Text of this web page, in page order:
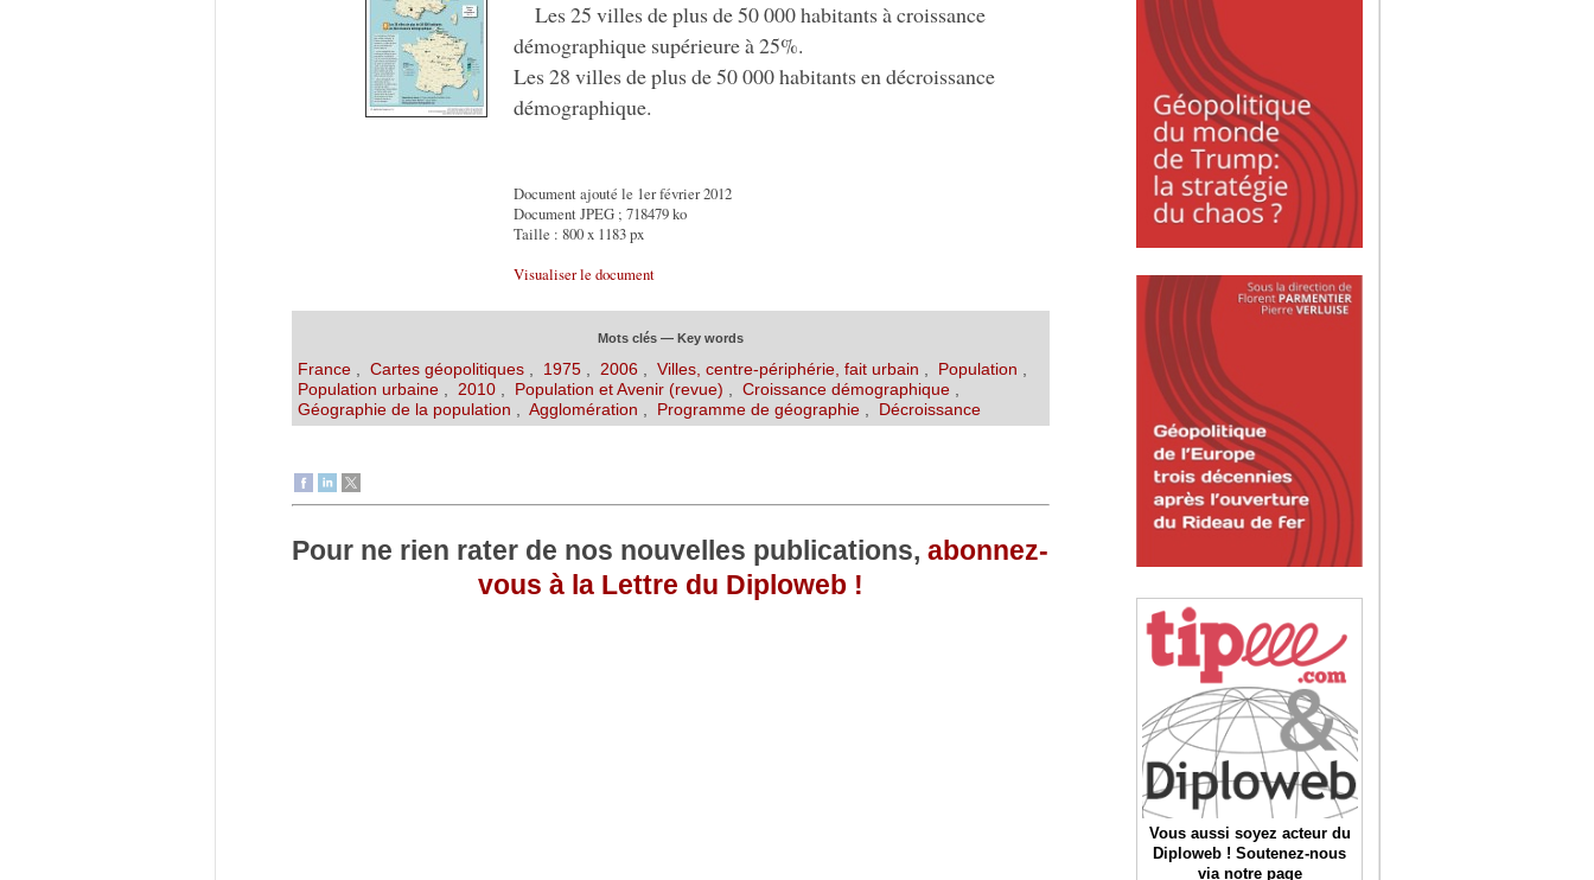
Les 25 villes de plus de 50 000 habitants à croissance
démographique supérieure à 25%.
Les 28 villes de plus de 50 000 habitants en décroissance
démographique.
Document ajouté le 1er février 2012
Document JPEG ; 718479 ko
Taille : 800 x 1183 px
Visualiser le document
Mots clés — Key words
France Cartes géopolitiques, 1975, 2006 Villes, centre-périphérie, fait urbain Population
Population urbaine, 2010, Population et Avenir (revue) Croissance démographique,
Géographie de la population
Agglomération Programme de géographie, Décroissance
Pour ne rien rater de nos nouvelles publications,abonnez-
vous à la Lettre du Diploweb !
Vous aussi soyez acteur du
Diploweb ! Soutenez-nous
via notre page